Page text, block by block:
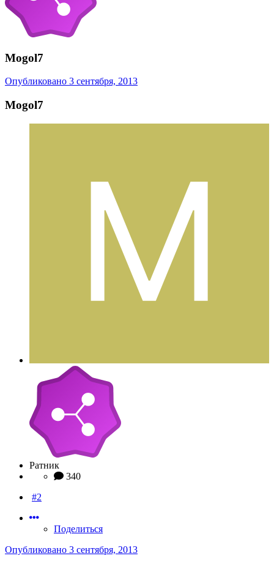
Mogol7
Опубликовано 3 сентября, 2013
Mogol7
Ратник
340
#2
Поделиться
Опубликовано 3 сентября, 2013